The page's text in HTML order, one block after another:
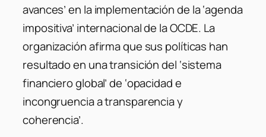
avances’ en la implementación de la ‘agenda
impositiva’ internacional de la OCDE. La
organización afirma que sus políticas han
resultado en una transición del ‘sistema
financiero global’ de ‘opacidad e
incongruencia a transparencia y
coherencia’.